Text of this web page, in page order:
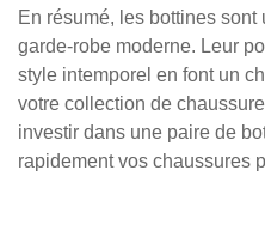
En résumé, les bottines
garde-robe moderne. Leur
style intemporel en font un
votre collection de
investir dans une paire de
rapidement vos chaussures